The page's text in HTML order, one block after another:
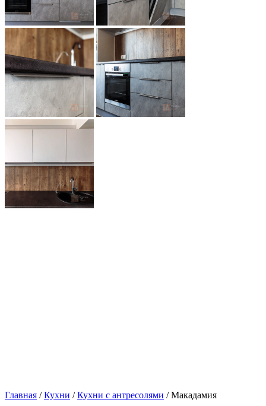
Главная /Кухни /Кухни с антресолями / Макадамия